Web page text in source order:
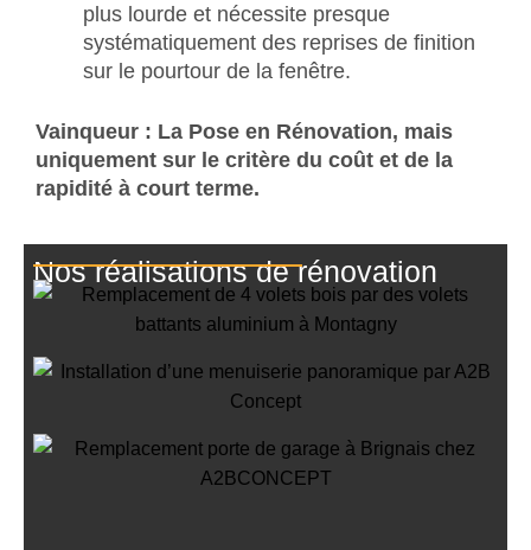
plus lourde et nécessite presque
systématiquement des reprises de finition
sur le pourtour de la fenêtre.
Vainqueur : La Pose en Rénovation, mais
uniquement sur le critère du coût et de la
rapidité à court terme.
Nos réalisations de rénovation
Remplacement de 4 volets bois par
des volets battants aluminium à
Montagny
Installation d’une menuiserie
panoramique
Remplacement d’une porte de
garage et fenêtre à Brignais